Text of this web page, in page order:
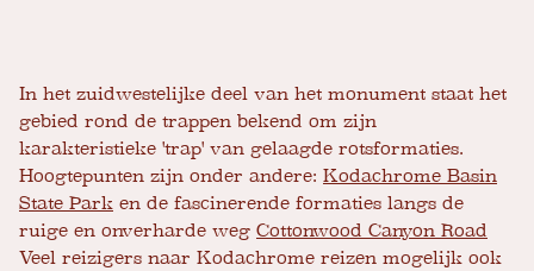
In het zuidwestelijke deel van het monument staat het
gebied rond de trappen bekend om zijn
karakteristieke 'trap' van gelaagde rotsformaties.
Hoogtepunten zijn onder andere: Kodachrome Basin
State Park en de fascinerende formaties langs de
ruige en onverharde weg Cottonwood Canyon Road
Veel reizigers naar Kodachrome reizen mogelijk ook